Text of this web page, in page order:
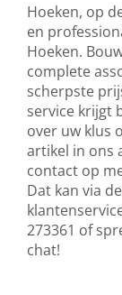
Hoeken, op
en
Hoeken.
complete
scherpste
service krijgt
over uw klus
artikel in ons
contact op
Dat kan via
273361 of
chat!